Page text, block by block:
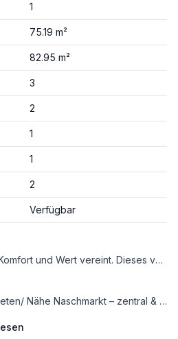
1
75.19 m²
82.95 m²
3
2
1
1
2
Verfügbar
Ein Zuhause, das Design, Komfort und Wert vereint. Dieses voll möblierte 3-Zimmer-Apartment im 2. Obergeschossbietet eine ideale Balance zwischen urbaner Lebensqualität und attraktiver, gewerblicher Nutzung. Die ruhige Lage im beliebten 5. Wiener Bezirk Wien – Margareten macht diese Immobilie besonders interessant für Unternehmen, Serviced-Apartment-Anbieter und Firmenkunden, die auf mittelfristige Vermietung (z. B. Mitarbeiterwohnen, Projektunterkünfte, Corporate Housing) spezialisiert sind.
Nähe Naschmarkt – zentral & ruhig